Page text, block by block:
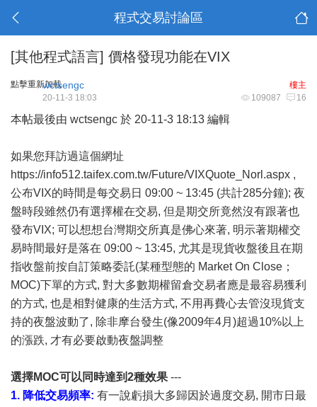
程式交易討論區
[其他程式語言] 價格發現功能在VIX
點擊重新加載 樓主
wctsengc
109087 16
20-11-3 18:03
本帖最後由 wctsengc 於 20-11-3 18:13 編輯
如果您拜訪過這個網址
https://info512.taifex.com.tw/Future/VIXQuote_Norl.aspx ,
公布VIX的時間是每交易日 09:00 ~ 13:45 (共計285分鐘); 夜
盤時段雖然仍有選擇權在交易, 但是期交所竟然沒有跟著也
發布VIX; 可以想想台灣期交所真是佛心來著, 明示著期權交
易時間最好是落在 09:00 ~ 13:45, 尤其是現貨收盤後且在期
指收盤前按自訂策略委託(某種型態的 Market On Close；
MOC)下單的方式, 對大多數期權留倉交易者應是最容易獲利
的方式, 也是相對健康的生活方式, 不用再費心去管沒現貨支
持的夜盤波動了, 除非摩台發生(像2009年4月)超過10%以上
的漲跌, 才有必要啟動夜盤調整
選擇MOC可以同時達到2種效果 ---
1. 降低交易頻率: 有一說虧損大多歸因於過度交易, 開市日最